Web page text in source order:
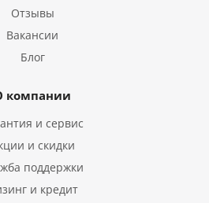
Отзывы
Вакансии
Блог
компании
и сервис
и скидки
поддержки
и кредит